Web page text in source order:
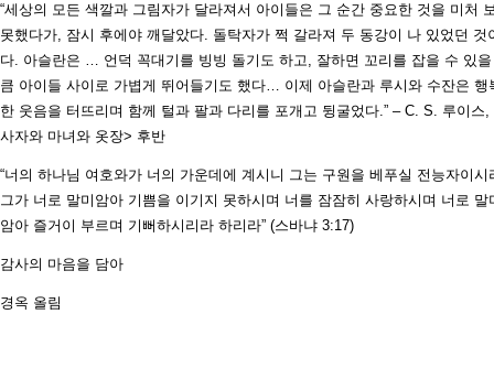
“세상의 모든 색깔과 그림자가 달라져서 아이들은 그 순간 중요한 것을 미처
못했다가, 잠시 후에야 깨달았다. 돌탁자가 쩍 갈라져 두 동강이 나 있었던 것
다. 아슬란은 … 언덕 꼭대기를 빙빙 돌기도 하고, 잘하면 꼬리를 잡을 수 있
큼 아이들 사이로 가볍게 뛰어들기도 했다… 이제 아슬란과 루시와 수잔은 행
한 웃음을 터뜨리며 함께 털과 팔과 다리를 포개고 뒹굴었다.” – C. S. 루이스,
사자와 마녀와 옷장> 후반
“너의 하나님 여호와가 너의 가운데에 계시니 그는 구원을 베푸실 전능자이시
그가 너로 말미암아 기쁨을 이기지 못하시며 너를 잠잠히 사랑하시며 너로 말
암아 즐거이 부르며 기뻐하시리라 하리라” (스바냐 3:17)
감사의 마음을 담아
경옥 올림